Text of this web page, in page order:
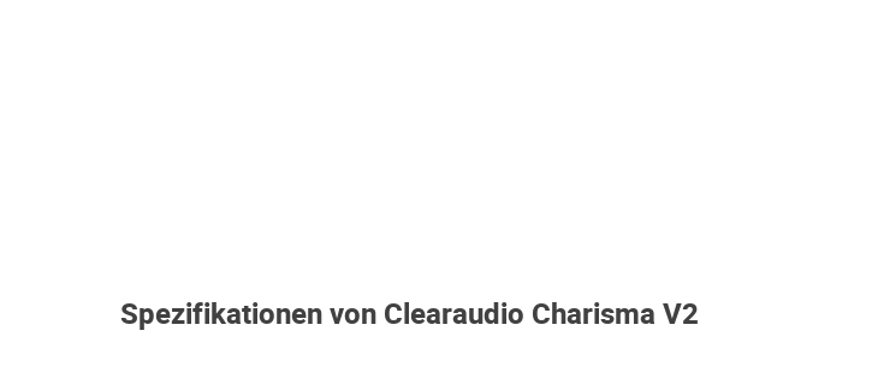
Spezifikationen von Clearaudio Charisma V2